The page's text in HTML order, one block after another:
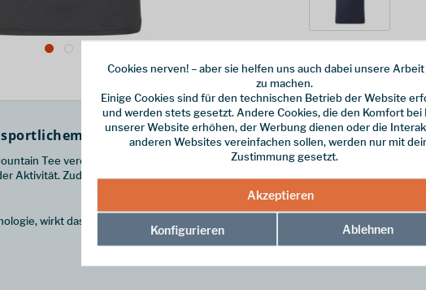
Design
Tee vereint hohen Tragekomfort mit technischer Performance. Das
Aktivität. Zudem überzeugt das Gewebe durch seine extrem schnellen
wirkt das Shirt aktiv geruchshemmend – für ein langanhaltendes
Cookies nerven! – aber sie helfen uns auch dabei unsere
zu machen.
Einige Cookies sind für den technischen Betrieb der Website
und werden stets gesetzt. Andere Cookies, die den Komfort bei
unserer Website erhöhen, der Werbung dienen oder die
anderen Websites vereinfachen sollen, werden nur mit
Zustimmung gesetzt.
Akzeptieren
Konfigurieren Ablehnen